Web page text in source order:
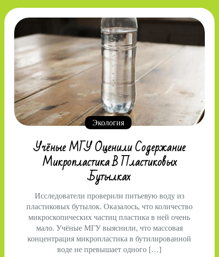
Экология
Учёные МГУ Оценили Содержание
Микропластика В Пластиковых
Бутылках
Исследователи проверили питьевую воду из
пластиковых бутылок. Оказалось, что количество
микроскопических частиц пластика в ней очень
мало. Учёные МГУ выяснили, что массовая
концентрация микропластика в бутилированной
воде не превышает одного […]